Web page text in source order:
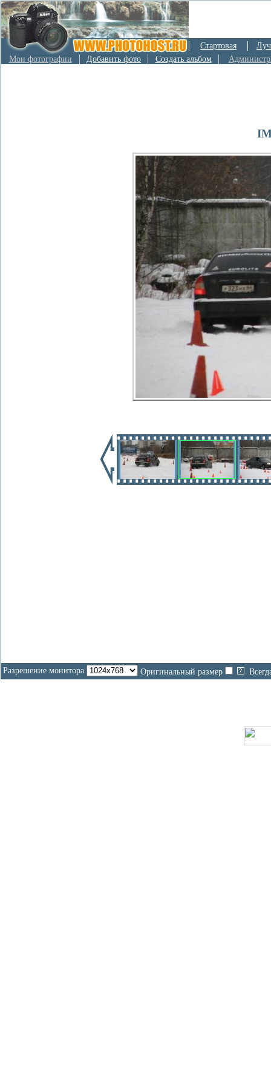
Стартовая
Мои фотографии
Добавить фото Создать альбом
Разрешение монитора Оригинальный размер